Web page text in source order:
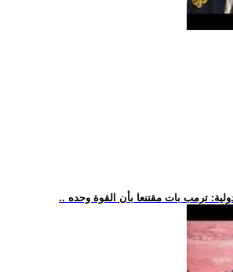
ترمب بات مقتنعا بأن القوة وحده